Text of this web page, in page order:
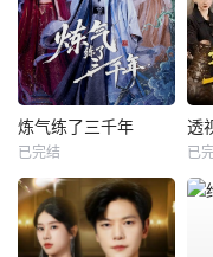
炼气练了三千年
已完结
透
已